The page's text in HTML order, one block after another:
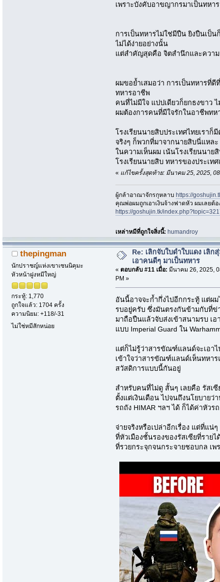
เพราะบังคับอาขญากรมาเป็นทหา
การเป็นทหารไม่ใช่มีปืน ยิงปืนเป็
ไม่ได้ง่ายอย่างนั้น
แต่สำคัญสุดคือ จิตสำนึกและควา
ผมขอย้ำเสมอว่า การเป็นทหารที่
ทหารอาชีพ
คนที่ไม่มีใจ แปปเดียวก็ยกธงขาว
ผมต้องการคนที่มีใจรักในอาชีพทห
โรงเรียนนายสิบประเทศไทยเราก็
จริงๆ ก็พวกที่มาจากนายสิบนี่แหละ
ในความเห็นผม เน้นโรงเรียนนา
โรงเรียนนายสิบ ทหารของประเท
« แก้ไขครั้งสุดท้าย: มีนาคม 25, 2025,
ผู้กล้าอาณาจักรกุหลาบ https://
คุณพ่อผมถูกเอาเงินจ้างฟาดหัว ผมเลยต้
https://goshujin.tk/
เหล่าหมีที่ถูกใจสิ่งนี้: humandroy
thepingman
นักปราชญ์แห่งเขาเซนนิคุมะ
หัวหน้าฝูงหมีใหญ่
กระทู้: 1,770
ถูกใจแล้ว: 1704 ครั้ง
ความนิยม: +118/-31
ไม่ใช่หมีสักหน่อย
Re: เลิกจับใบดำใบแดง เลิก
เอาคนดีๆ มาเป็นทหาร
« ตอบกลับ #11 เมื่อ: มีนาคม 26, 2025,
PM »
อันนี้อาจจะก้ำกึ่งไปอีกกระทู้ แต่ผ
รบอยู่ครับ ซึ่งมันตรงกันข้ามกับที่ข่
มาถือปืนแล้วจับส่งเข้าสนามรบ เ
แบบ Imperial Guard ใน
แต่ก็ไม่รู้ว่าสารขัณฑ์แลนด์จะเอาไ
เข้าใจว่าสารขัณฑ์แลนด์เห็นทหา
สวัสดิการแบบนี้กันอยู่
สำหรับคนที่ไม่ดู สั้นๆ เลยคือ รัสเ
ตั้งแต่เงินเดือน ไปจนถึงนโยบายว่
รถถัง HIMAR ฯลฯ ได้ ก็ได้ค่าหัว
จ่ายจริงหรือเปล่าอีกเรื่อง แต่ที่แน่
ที่หัวเมืองชั้นรองของรัสเซียที่รา
ที่รวยกระจุกจนกระจายชอบกล เพ